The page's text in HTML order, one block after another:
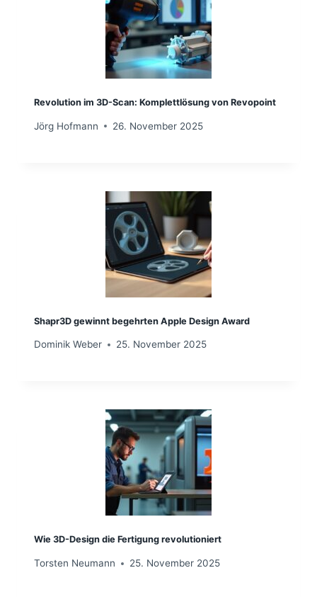
Revolution im 3D-Scan: Komplettlösung von Revopoint
Jörg Hofmann 26. November 2025
Shapr3D gewinnt begehrten Apple Design Award
Dominik Weber 25. November 2025
Wie 3D-Design die Fertigung revolutioniert
Torsten Neumann 25. November 2025